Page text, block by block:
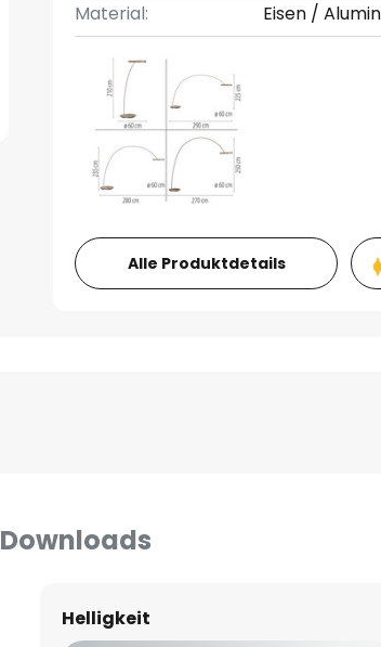
Material:
Eisen /
Alle Produktdetails
Downloads
Helligkeit